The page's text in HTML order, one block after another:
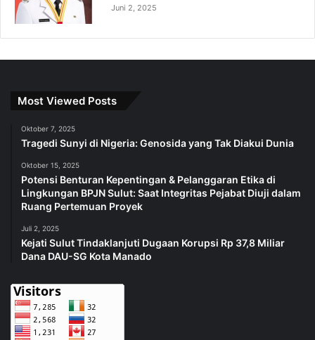
Juni 2, 2025
Most Viewed Posts
Oktober 7, 2025
Tragedi Sunyi di Nigeria: Genosida yang Tak Diakui Dunia
Oktober 15, 2025
Potensi Benturan Kepentingan & Pelanggaran Etika di
Lingkungan BPJN Sulut: Saat Integritas Pejabat Diuji dalam
Ruang Pertemuan Proyek
Juli 2, 2025
Kejati Sulut Tindaklanjuti Dugaan Korupsi Rp 37,8 Miliar
Dana DAU-SG Kota Manado